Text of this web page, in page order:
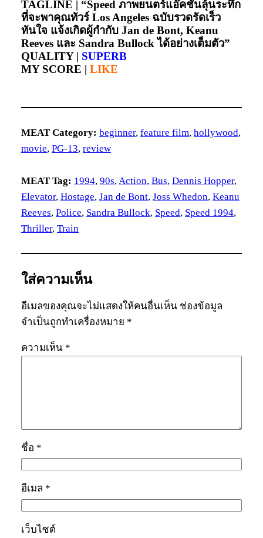
TAGLINE | “Speed ภาพยนตร์แอ๊คชั่นลุ้นระทึก
ที่จะพาคุณทัวร์ Los Angeles ฉบับรวดรัดเร็ว
ทันใจ แจ้งเกิดผู้กำกับ Jan de Bont, Keanu
Reeves และ Sandra Bullock ได้อย่างเต็มตัว”
QUALITY | SUPERB
MY SCORE | LIKE
MEAT Category: beginner, feature film, hollywood
movie, PG-13, review
MEAT Tag: 1994, 90s, Action, Bus, Dennis Hopper
Elevator, Hostage, Jan de Bont, Joss Whedon, Keanu
Reeves, Police, Sandra Bullock, Speed, Speed 1994
Thriller, Train
ใส่ความเห็น
อีเมลของคุณจะไม่แสดงให้คนอื่นเห็น ช่องข้อมูล
จำเป็นถูกทำเครื่องหมาย *
ความเห็น *
ชื่อ *
อีเมล *
เว็บไซต์